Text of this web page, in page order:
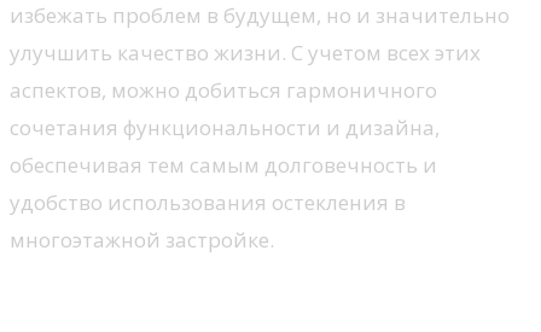
избежать проблем в будущем, но и значительно
улучшить качество жизни. С учетом всех этих
аспектов, можно добиться гармоничного
сочетания функциональности и дизайна,
обеспечивая тем самым долговечность и
удобство использования остекления в
многоэтажной застройке.